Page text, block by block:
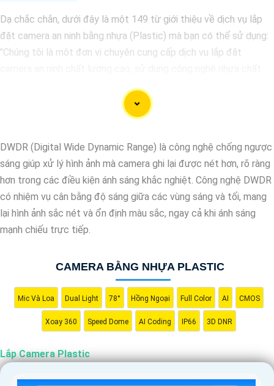
Dạ chắc chắn, dưới đây là một 149 từ giới thiệu về dịch vụ lắp
đặt camera an ninh bằng nhựa (Plastic) mà bạn có thể sử dụng:
"Chúng tôi là một đơn vị chuyên cung cấp dịch vụ lắp đặt
tôi cam kết mang đến cho khách hàng sự an tâm và yên tâm về
an ninh tại mọi không gian. Hệ thống camera nhựa của chúng An
tính năng chống thấm nước, chống va đập hiệu quả. Đến với
chúng tôi, quý khách sẽ được tư vấn kỹ lưỡng và lựa chọn giải
pháp an ninh tốt nhất cho gia đình, cửa hàng hoặc doanh nghiệp
của mình. Hãy để chúng tôi giúp bạn bảo vệ mọi khoảnh khắc
quan trọng."
'
DWDR (Digital Wide Dynamic Range) là công nghệ chống ngược
sáng giúp xử lý hình ảnh mà camera ghi lại được nét hơn, rõ ràng
hơn trong các điều kiện ánh sáng khắc nghiệt. Công nghệ DWDR
có nhiệm vụ cân bằng độ sáng giữa các vùng sáng và tối, mang
lại hình ảnh sắc nét và ổn định màu sắc, ngay cả khi ánh sáng
mạnh chiếu trực tiếp.
CAMERA BẰNG NHỰA PLASTIC
Mic Và Loa Dual Light 78° Hồng Ngoại Full Color AI CMOS
Xoay 360 Speed Dome AI Coding IP66 3D DNR
Lắp Camera Plastic